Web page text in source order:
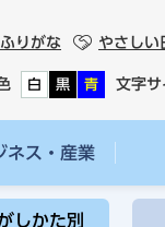
ふりがな やさしい
白 黒 青 文字サ
ネス・産業
しかた別